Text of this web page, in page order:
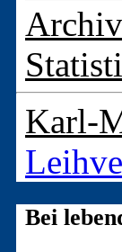
Karl-
Bei